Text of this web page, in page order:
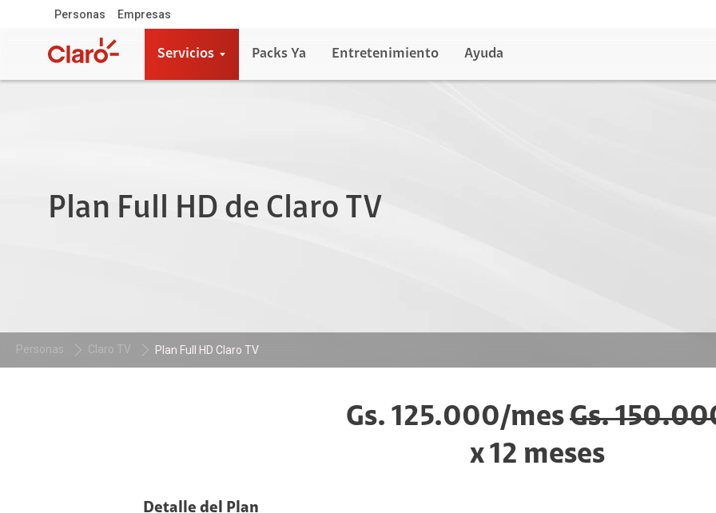
Personas Empresas
Servicios Packs Ya Entretenimiento Ayuda
Plan Full HD de Claro TV
Personas Claro TV Plan Full HD Claro TV
Gs. 125.000/mesGs.
x 12 meses
Detalle del Plan